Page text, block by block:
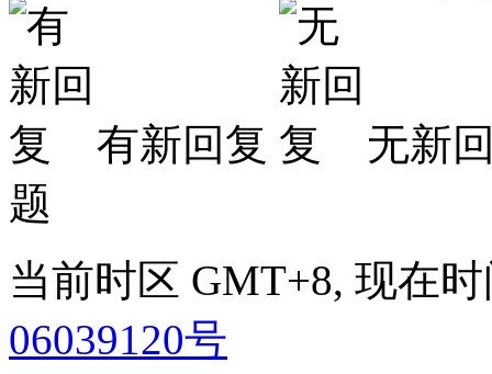
有新回复
无新
题
当前时区 GMT+8, 现在
06039120号